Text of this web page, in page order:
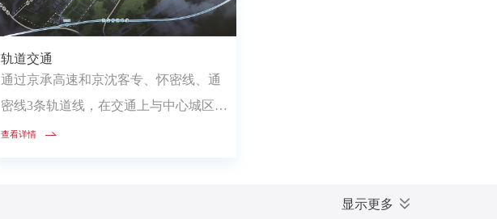
轨道交通
通过京承高速和京沈客专、怀密线、通
密线3条轨道线，在交通上与中心城区形
成便捷联系。从市区到怀柔，京承高速
查看详情
显示更多